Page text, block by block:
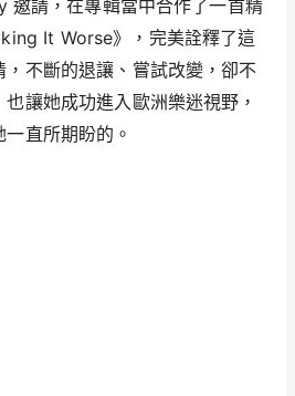
邀請，在專輯當中合作了一首精
It Worse》，完美詮釋了這
不斷的退讓、嘗試改變，卻不
讓她成功進入歐洲樂迷視野，
直所期盼的。